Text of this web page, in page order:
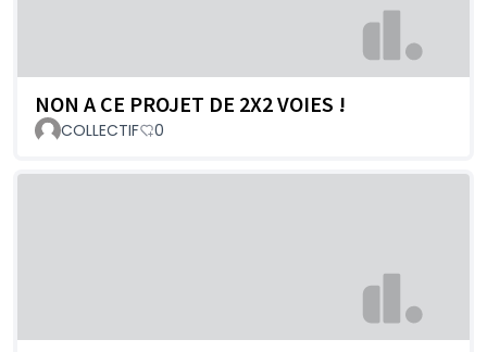
NON A CE PROJET DE 2X2 VOIES !
COLLECTIF 0